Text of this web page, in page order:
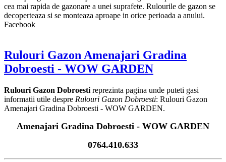
cea mai rapida de gazonare a unei suprafete. Rulourile de gazon se
decoperteaza si se monteaza aproape in orice perioada a anului.
Facebook
Rulouri Gazon Amenajari Gradina
Dobroesti - WOW GARDEN
Rulouri Gazon Dobroesti reprezinta pagina unde puteti gasi
informatii utile despre Rulouri Gazon Dobroesti: Rulouri Gazon
Amenajari Gradina Dobroesti - WOW GARDEN.
Amenajari Gradina Dobroesti - WOW GARDEN
0764.410.633